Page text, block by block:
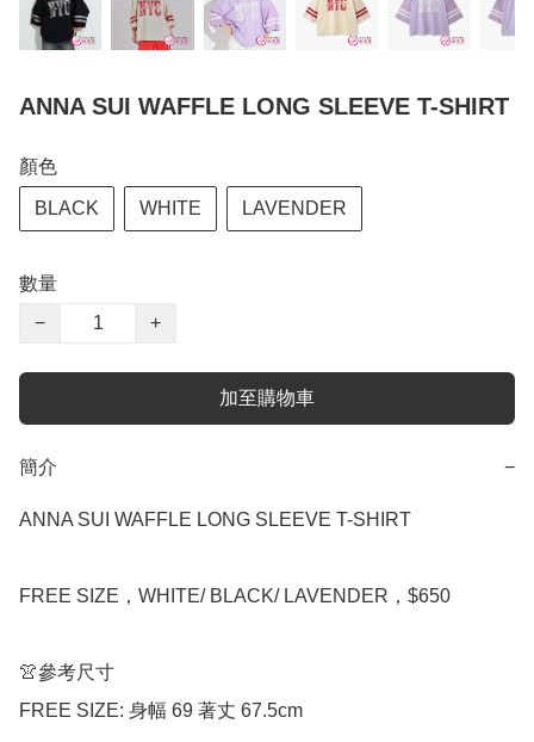
ANNA SUI WAFFLE LONG SLEEVE T-SHIRT
顏色
BLACK WHITE LAVENDER
數量
−
+
加至購物車
簡介 −
ANNA SUI WAFFLE LONG SLEEVE T-SHIRT
FREE SIZE，WHITE/ BLACK/ LAVENDER，$650
👚參考尺寸